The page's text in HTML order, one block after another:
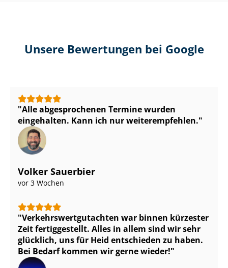
Unsere Bewertungen bei Google
Alle abgesprochenen Termine wurden
eingehalten. Kann ich nur weiterempfehlen.
Volker Sauerbier
vor 3 Wochen
Ver­kehrs­wert­gut­ach­ten war binnen kürzester
Zeit fertiggestellt. Alles in allem sind wir sehr
glücklich, uns für Heid entschieden zu haben.
Bei Bedarf kommen wir gerne wieder!